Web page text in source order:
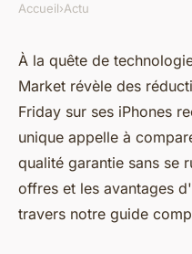
Back market
iphone
friday
Valentine•29 avril 2024 •2
Accueil›Actu
À la quête de
Market révèle des
Friday sur ses iPhones
unique appelle à
qualité garantie sans se
offres et les avantages
travers notre guide